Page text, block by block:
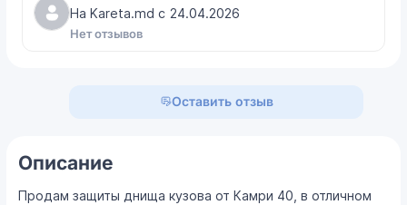
На Kareta.md с 24.04.2026
Нет отзывов
Оставить отзыв
Описание
Продам защиты днища кузова от Камри 40, в отличном